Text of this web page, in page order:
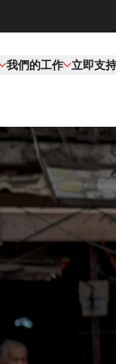
我們的工作​ 立即支